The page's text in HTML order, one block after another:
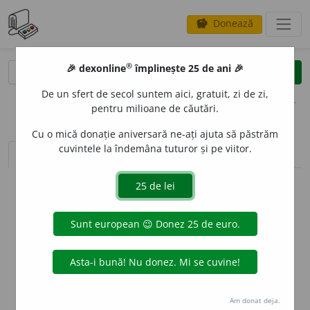
savings Donează
clear
opțiuni
sinteza definițiilor (1) definiții (5) declinări
info
Aceste definiții sunt compilate de
echipa dexonline. Definițiile
originale se află pe filadefiniții.
preferințe
🎉 dexonline® împlinește 25 de ani 🎉
De un sfert de secol suntem aici, gratuit, zi de zi,
pentru milioane de căutări.
Cu o mică donație aniversară ne-ați ajuta să păstrăm
cuvintele la îndemâna tuturor și pe viitor.
Am donat deja.